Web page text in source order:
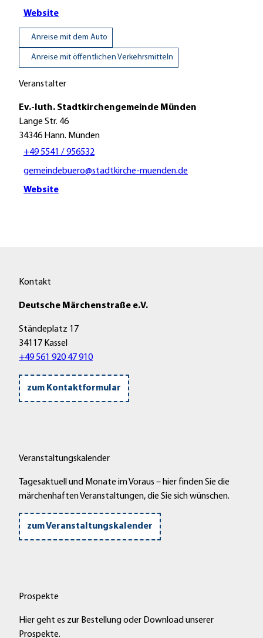
Website
Anreise mit dem Auto
Anreise mit öffentlichen Verkehrsmitteln
Veranstalter
Ev.-luth. Stadtkirchengemeinde Münden
Lange Str. 46
34346 Hann. Münden
+49 5541 / 956532
gemeindebuero@stadtkirche-muenden.de
Website
Kontakt
Deutsche Märchenstraße e.V.
Ständeplatz 17
34117 Kassel
+49 561 920 47 910
zum Kontaktformular
Veranstaltungskalender
Tagesaktuell und Monate im Voraus – hier finden Sie die
märchenhaften Veranstaltungen, die Sie sich wünschen.
zum Veranstaltungskalender
Prospekte
Hier geht es zur Bestellung oder Download unserer
Prospekte.